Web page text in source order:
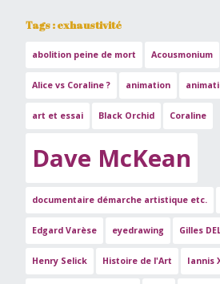
Tags : exhaustivité
abolition peine de mort Acousmonium
Alice vs Coraline ? animation
art et essai Black Orchid Coraline
Dave McKean
documentaire démarche artistique etc.
Edgard Varèse eyedrawing Gilles
Henry Selick Histoire de l'Art Iannis